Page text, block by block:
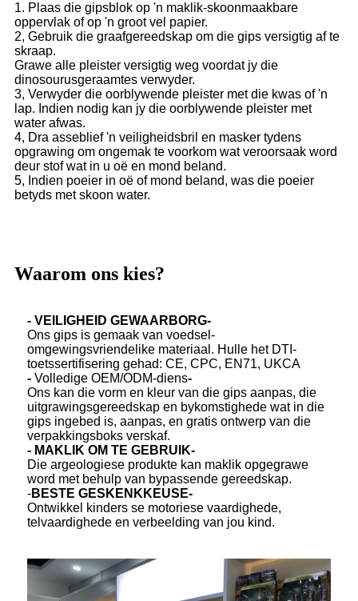
1. Plaas die gipsblok op 'n maklik-skoonmaakbare
oppervlak of op 'n groot vel papier.
2, Gebruik die graafgereedskap om die gips versigtig af te
skraap.
Grawe alle pleister versigtig weg voordat jy die
dinosourusgeraamtes verwyder.
3, Verwyder die oorblywende pleister met die kwas of 'n
lap. Indien nodig kan jy die oorblywende pleister met
water afwas.
4, Dra asseblief 'n veiligheidsbril en masker tydens
opgrawing om ongemak te voorkom wat veroorsaak word
deur stof wat in u oë en mond beland.
5, Indien poeier in oë of mond beland, was die poeier
betyds met skoon water.
Waarom ons kies?
- VEILIGHEID GEWAARBORG-
Ons gips is gemaak van voedsel-
omgewingsvriendelike materiaal. Hulle het DTI-
toetssertifisering gehad: CE, CPC, EN71, UKCA
- Volledige OEM/ODM-diens-
Ons kan die vorm en kleur van die gips aanpas, die
uitgrawingsgereedskap en bykomstighede wat in die
gips ingebed is, aanpas, en gratis ontwerp van die
verpakkingsboks verskaf.
- MAKLIK OM TE GEBRUIK-
Die argeologiese produkte kan maklik opgegrawe
word met behulp van bypassende gereedskap.
-BESTE GESKENKKEUSE-
Ontwikkel kinders se motoriese vaardighede,
telvaardighede en verbeelding van jou kind.